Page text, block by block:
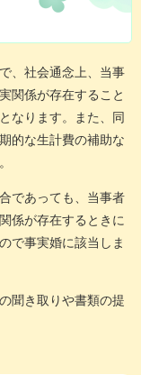
、社会通念上、当事
関係が存在すること
なります。また、同
的な生計費の補助な
であっても、当事者
係が存在するときに
で事実婚に該当しま
聞き取りや書類の提